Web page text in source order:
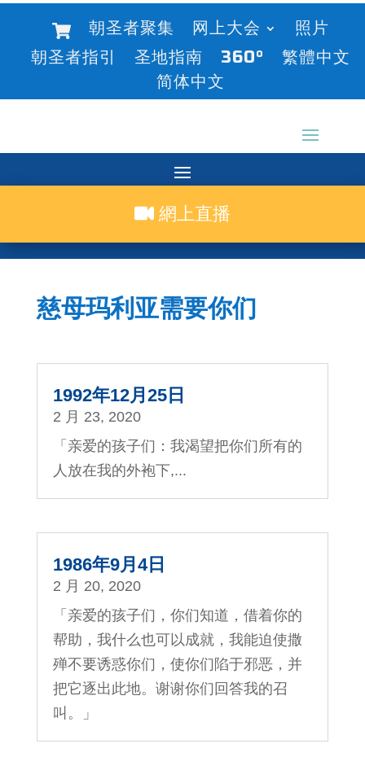
朝圣者聚集 网上大会
照片
朝圣者指引
圣地指南 360°
繁體中文
简体中文
網上直播
慈母玛利亚需要你们
1992年12月25日
2 月 23, 2020
「亲爱的孩子们：我渴望把你们所有的
人放在我的外袍下,...
1986年9月4日
2 月 20, 2020
「亲爱的孩子们，你们知道，借着你的
帮助，我什么也可以成就，我能迫使撒
殚不要诱惑你们，使你们陷于邪恶，并
把它逐出此地。谢谢你们回答我的召
叫。」